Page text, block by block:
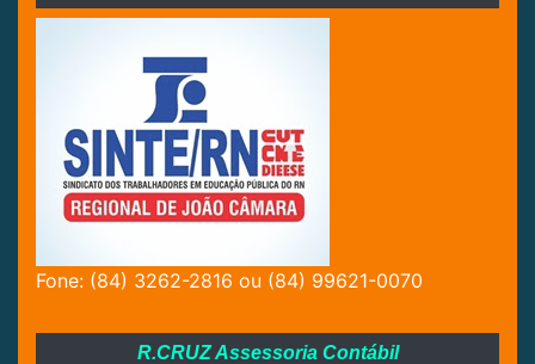
Fone: (84) 3262-2816 ou (84) 99621-0070
R.CRUZ Assessoria Contábil